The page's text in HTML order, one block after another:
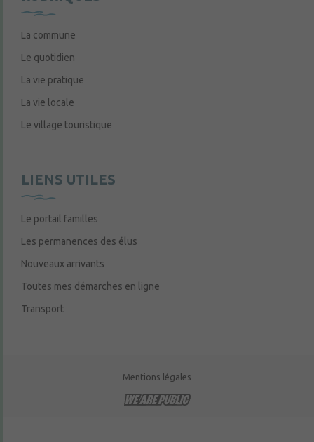
La commune
Le quotidien
La vie pratique
La vie locale
Le village touristique
LIENS UTILES
Le portail familles
Les permanences des élus
Nouveaux arrivants
Toutes mes démarches en ligne
Transport
Mentions légales